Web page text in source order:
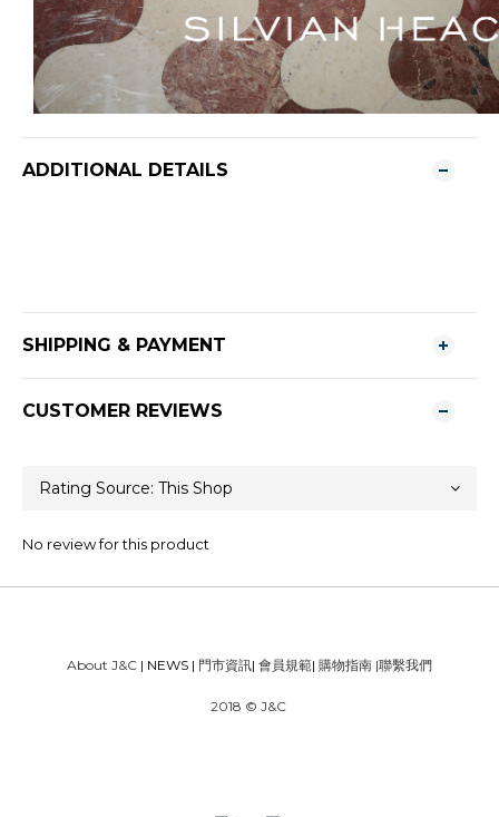
ADDITIONAL DETAILS
SHIPPING & PAYMENT
CUSTOMER REVIEWS
No review for this product
About J&C | NEWS | 門市資訊| 會員規範| 購物指南 |聯繫我們
2018 © J&C